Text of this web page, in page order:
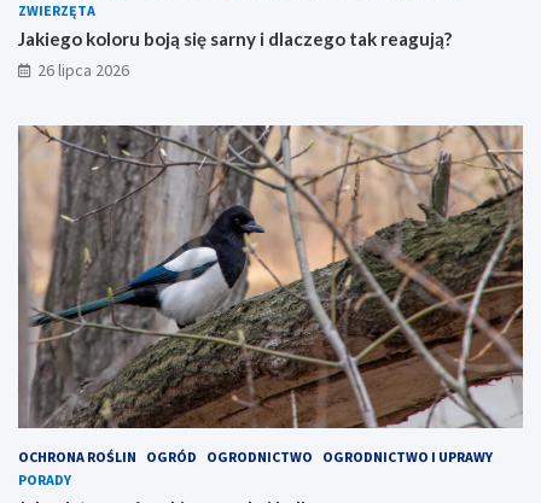
ZWIERZĘTA
Jakiego koloru boją się sarny i dlaczego tak reagują?
26 lipca 2026
OCHRONA ROŚLIN OGRÓD OGRODNICTWO
OGRODNICTWO I UPRAWY
PORADY